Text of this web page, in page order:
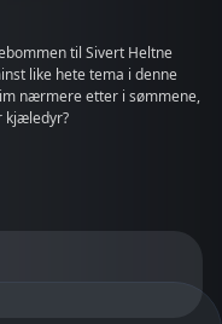
til Sivert Heltne
like hete tema i denne
nærmere etter i sømmene,
kjæledyr?